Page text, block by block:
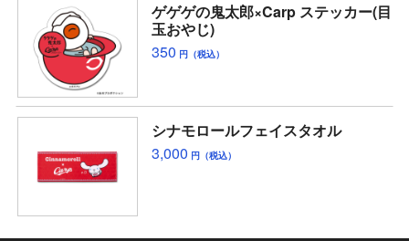
ゲゲゲの鬼太郎×Carp ステッカー(目
玉おやじ)
350 円（税込）
シナモロールフェイスタオル
3,000 円（税込）